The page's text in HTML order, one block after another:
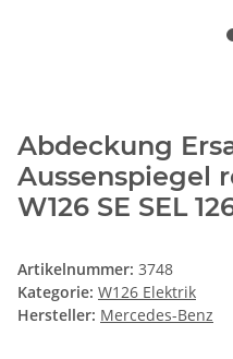
Abdeckung
Aussenspiegel
W126 SE SEL
Artikelnummer: 3748
Kategorie: W126 Elektrik
Hersteller: Mercedes-Benz